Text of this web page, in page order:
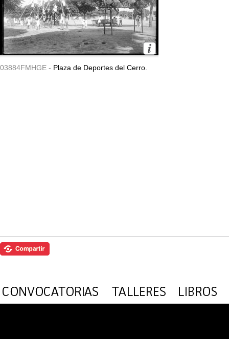
03884FMHGE - Plaza de Deportes del Cerro.